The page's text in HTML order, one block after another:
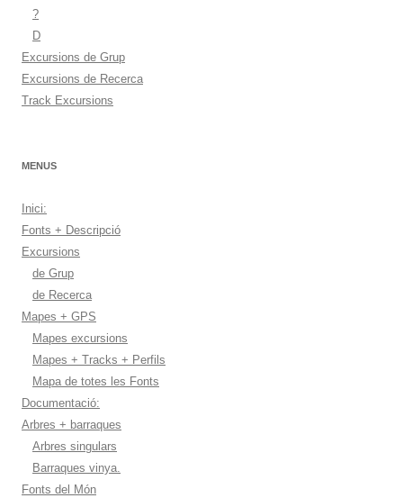
?
D
Excursions de Grup
Excursions de Recerca
Track Excursions
MENUS
Inici:
Fonts + Descripció
Excursions
de Grup
de Recerca
Mapes + GPS
Mapes excursions
Mapes + Tracks + Perfils
Mapa de totes les Fonts
Documentació:
Arbres + barraques
Arbres singulars
Barraques vinya.
Fonts del Món